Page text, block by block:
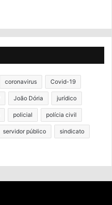
coronavirus Covid-19
João Dória jurídico
policial polícia civil
servidor público sindicato